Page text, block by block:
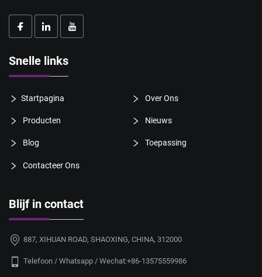
Snelle links
Startpagina Over Ons
Producten Nieuws
Blog Toepassing
Contacteer Ons
Blijf in contact
887, XIHUAN ROAD, SHAOXING, CHINA, 312000
Telefoon / Whatsapp / Wechat:+86-13575559986